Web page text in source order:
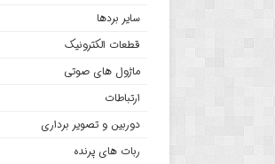
سایر بردها
قطعات الکترونیک
ماژول های صوتی
ارتباطات
دوربین و تصویر برداری
ربات های پرنده